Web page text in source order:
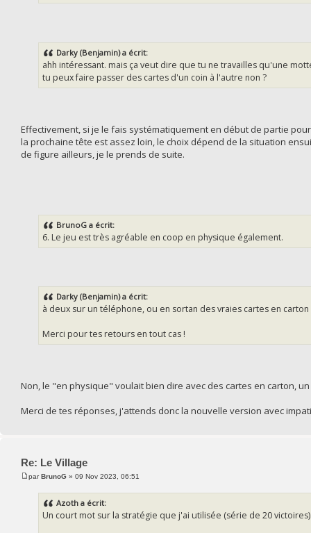
Darky (Benjamin) a écrit:
ahh intéressant. mais ça veut dire que tu ne travailles qu'une
tu peux faire passer des cartes d'un coin à l'autre non ?
Effectivement, si je le fais systématiquement en début de partie
la prochaine tête est assez loin, le choix dépend de la situation
de figure ailleurs, je le prends de suite.
BrunoG a écrit:
6. Le jeu est très agréable en coop en physique également.
Darky (Benjamin) a écrit:
à deux sur un téléphone, ou en sortan des vraies cartes en carton
Merci pour tes retours en tout cas !
Non, le "en physique" voulait bien dire avec des cartes en carton,
Merci de tes réponses, j'attends donc la nouvelle version avec
Re: Le Village
parBrunoG » 09 Nov 2023, 06:51
Azoth a écrit:
Un court mot sur la stratégie que j'ai utilisée (série de 20